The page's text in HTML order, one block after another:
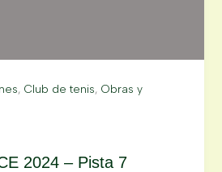
, Club de tenis, Obras y
2024 – Pista 7